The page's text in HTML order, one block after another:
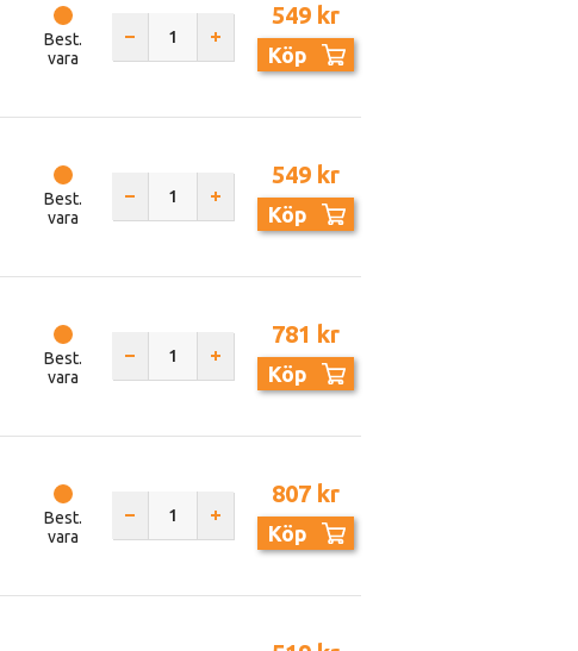
Best.
vara
549 kr
Köp
Best.
vara
549 kr
Köp
Best.
vara
781 kr
Köp
Best.
vara
807 kr
Köp